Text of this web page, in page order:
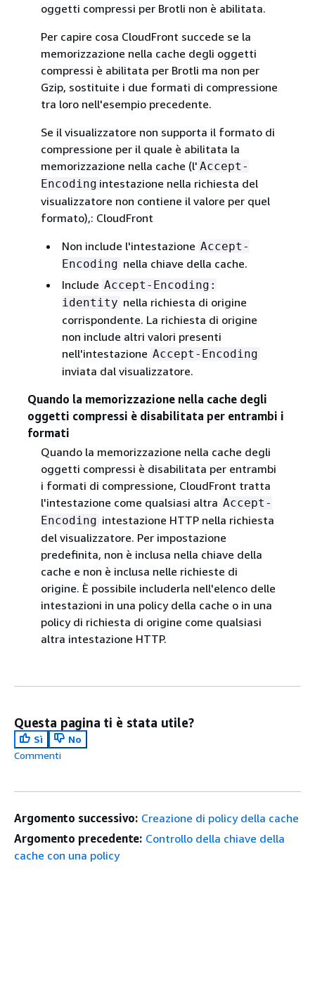
oggetti compressi per Brotli non è abilitata.
Per capire cosa CloudFront succede se la
memorizzazione nella cache degli oggetti
compressi è abilitata per Brotli ma non per
Gzip, sostituite i due formati di compressione
tra loro nell'esempio precedente.
Se il visualizzatore non supporta il formato di
compressione per il quale è abilitata la
memorizzazione nella cache (l' Accept-
Encoding intestazione nella richiesta del
visualizzatore non contiene il valore per quel
formato),: CloudFront
Non include l'intestazione Accept-
Encoding nella chiave della cache.
Include Accept-Encoding:
identity nella richiesta di origine
corrispondente. La richiesta di origine
non include altri valori presenti
nell'intestazione Accept-Encoding
inviata dal visualizzatore.
Quando la memorizzazione nella cache degli
oggetti compressi è disabilitata per entrambi i
formati
Quando la memorizzazione nella cache degli
oggetti compressi è disabilitata per entrambi
i formati di compressione, CloudFront tratta
l'intestazione come qualsiasi altra Accept-
Encoding intestazione HTTP nella richiesta
del visualizzatore. Per impostazione
predefinita, non è inclusa nella chiave della
cache e non è inclusa nelle richieste di
origine. È possibile includerla nell'elenco delle
intestazioni in una policy della cache o in una
policy di richiesta di origine come qualsiasi
altra intestazione HTTP.
Questa pagina ti è stata utile?
Sì
No
Commenti
Argomento successivo: Creazione di policy della cache
Argomento precedente: Controllo della chiave della
cache con una policy